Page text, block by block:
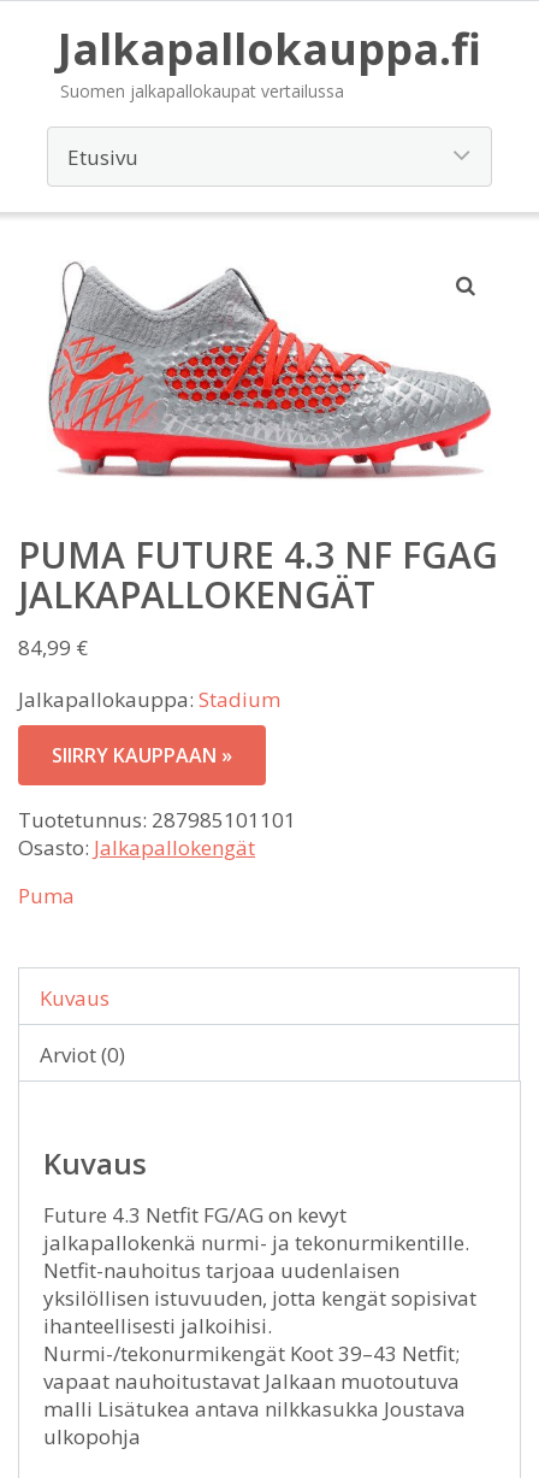
Jalkapallokauppa.fi
Suomen jalkapallokaupat vertailussa
PUMA FUTURE 4.3 NF FGAG
JALKAPALLOKENGÄT
84,99 €
Jalkapallokauppa: Stadium
SIIRRY KAUPPAAN »
Tuotetunnus: 287985101101
Osasto: Jalkapallokengät
Puma
Kuvaus
Arviot (0)
Kuvaus
Future 4.3 Netfit FG/AG on kevyt
jalkapallokenkä nurmi- ja tekonurmikentille.
Netfit-nauhoitus tarjoaa uudenlaisen
yksilöllisen istuvuuden, jotta kengät sopisivat
ihanteellisesti jalkoihisi.
Nurmi-/tekonurmikengät Koot 39–43 Netfit;
vapaat nauhoitustavat Jalkaan muotoutuva
malli Lisätukea antava nilkkasukka Joustava
ulkopohja